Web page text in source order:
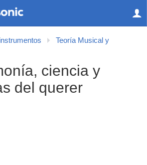
Teoría Musical y
ciencia y
del querer